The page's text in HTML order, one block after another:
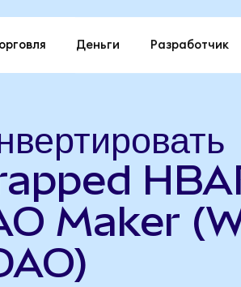
Деньги Разработчик
Maker